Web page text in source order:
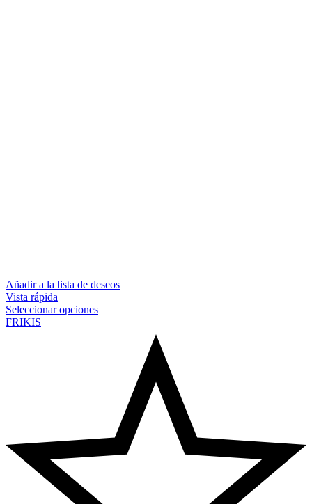
Añadir a la lista de deseos
Vista rápida
Seleccionar opciones
FRIKIS